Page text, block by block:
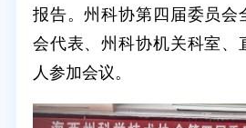
报告。州科协第四届委员会
会代表、州科协机关科室、
人参加会议。